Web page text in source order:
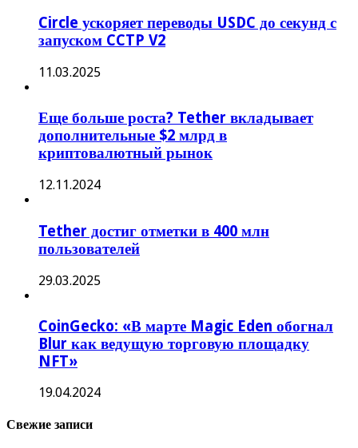
Circle ускоряет переводы USDC до секунд с
запуском CCTP V2
11.03.2025
Еще больше роста? Tether вкладывает
дополнительные $2 млрд в
криптовалютный рынок
12.11.2024
Tether достиг отметки в 400 млн
пользователей
29.03.2025
CoinGecko: «В марте Magic Eden обогнал
Blur как ведущую торговую площадку
NFT»
19.04.2024
Свежие записи